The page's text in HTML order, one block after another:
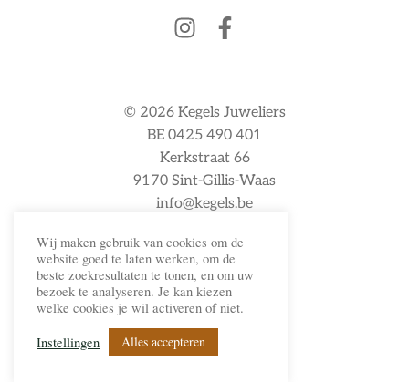
Privacybeleid
Cookiebeleid
Algemene voorwaarden
Website: StudioBoiler
© 2026 Kegels Juweliers
BE 0425 490 401
Kerkstraat 66
9170 Sint-Gillis-Waas
info@kegels.be
Wij maken gebruik van cookies om de
website goed te laten werken, om de
beste zoekresultaten te tonen, en om uw
bezoek te analyseren. Je kan kiezen
welke cookies je wil activeren of niet.
Instellingen
Alles accepteren